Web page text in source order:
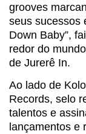
grooves
seus sucessos
Down Baby”,
redor do
de Jurerê In.
Ao lado de
Records, selo
talentos e
lançamentos e